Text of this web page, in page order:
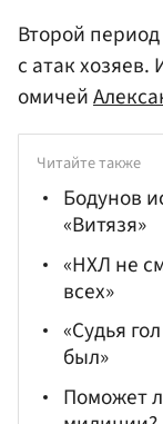
Второй
с атак
омичей
Читайте также
Бодунов
«Витязя»
«НХЛ не
всех»
«Судья
был»
Поможет